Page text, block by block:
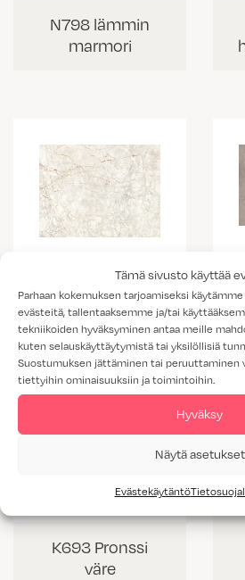
Tämä sivusto käyttää
Parhaan kokemuksen tarjoamiseksi
evästeitä, tallentaaksemme ja/tai
tekniikoiden hyväksyminen antaa meille
kuten selauskäyttäytymistä tai yksilöllisiä
Suostumuksen jättäminen tai peruuttaminen
tiettyihin ominaisuuksiin ja toimintoihin.
Hyväksy
Näytä asetukset
Evästekäytäntö
N798 lämmin
marmori
K703 Portobello
marmorikuvio
K693 Pronssi
väre